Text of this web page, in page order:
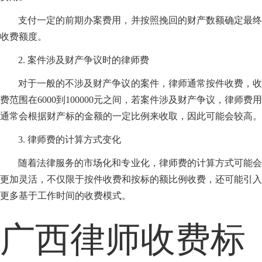
支付一定的前期办案费用，并按照挽回的财产数额确定最终
收费额度。
2. 案件涉及财产争议时的律师费
对于一般的不涉及财产争议的案件，律师通常按件收费，收
费范围在6000到100000元之间，若案件涉及财产争议，律师费用
通常会根据财产标的金额的一定比例来收取，因此可能会较高。
3. 律师费的计算方式变化
随着法律服务的市场化和专业化，律师费的计算方式可能会
更加灵活，不仅限于按件收费和按标的额比例收费，还可能引入
更多基于工作时间的收费模式。
广西律师收费标